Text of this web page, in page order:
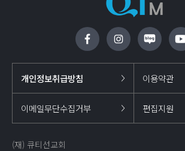
개인정보취급방침 이용약관
이메일무단수집거부 편집지원
(재) 큐티선교회